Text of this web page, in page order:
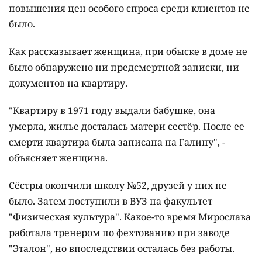
повышения цен особого спроса среди клиентов не
было.
Как рассказывает женщина, при обыске в доме не
было обнаружено ни предсмертной записки, ни
документов на квартиру.
"Квартиру в 1971 году выдали бабушке, она
умерла, жилье досталась матери сестёр. После ее
смерти квартира была записана на Галину", -
объясняет женщина.
Сёстры окончили школу №52, друзей у них не
было. Затем поступили в ВУЗ на факультет
"Физическая культура". Какое-то время Мирослава
работала тренером по фехтованию при заводе
"Эталон", но впоследствии осталась без работы.